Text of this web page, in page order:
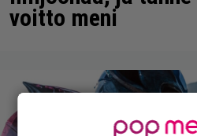
voitto meni